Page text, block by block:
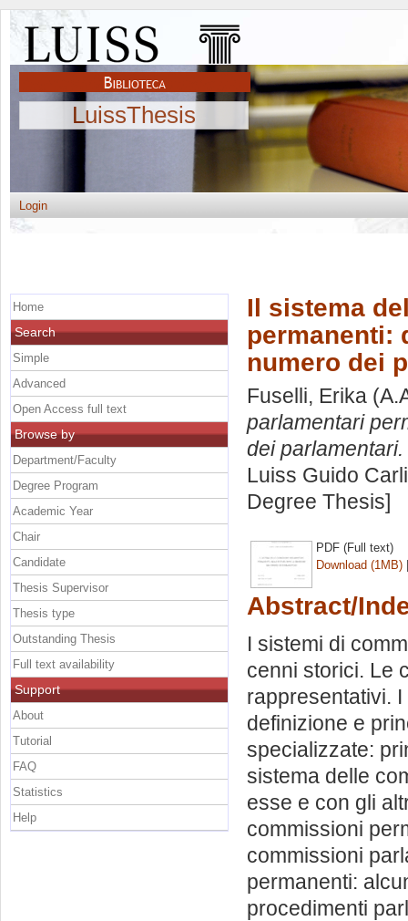
LuissThesis
Login
Il sistema
permanenti:
numero dei
Fuselli, Erika
parlamentari
dei parlamentari.
Luiss Guido
Degree Thesis]
PDF (Full text)
Download (1MB)
Abstract/
I sistemi di
cenni storici. Le
rappresentativi.
definizione e
specializzate:
sistema delle
esse e con gli
commissioni
commissioni
permanenti:
procedimenti
Home
Search
Simple
Advanced
Open Access full text
Browse by
Department/Faculty
Degree Program
Academic Year
Chair
Candidate
Thesis Supervisor
Thesis type
Outstanding Thesis
Full text availability
Support
About
Tutorial
FAQ
Statistics
Help